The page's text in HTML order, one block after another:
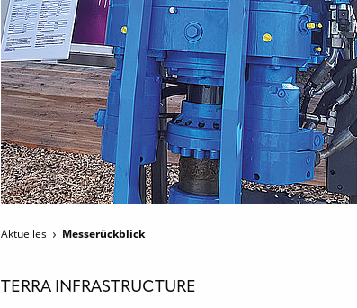
Aktuelles Messerückblick
TERRA INFRASTRUCTURE